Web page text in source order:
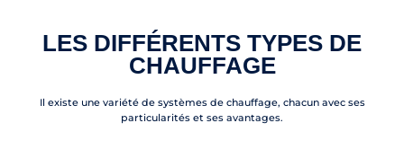
LES DIFFÉRENTS TYPES DE
CHAUFFAGE
Il existe une variété de systèmes de chauffage, chacun avec ses
particularités et ses avantages.